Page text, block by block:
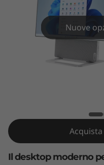
M
D
Nuove
Il desktop moderno